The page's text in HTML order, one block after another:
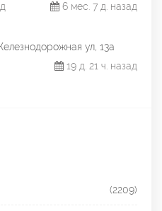
6 мес. 7 д. назад
ул, 13а
19 д. 21 ч. назад
(2209)